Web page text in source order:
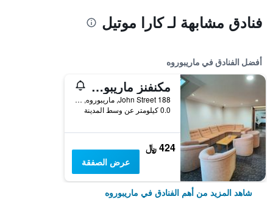
فنادق مشابهة لـ كارا موتيل
أفضل الفنادق في ماريبوروه
مكنفنز ماريبورو موتل
188 John Street, ماريبوروه, QLD, أستراليا
0.0 كيلومتر عن وسط المدينة
424 ﷼
عرض الصفقة
شاهد المزيد من أهم الفنادق في ماريبوروه